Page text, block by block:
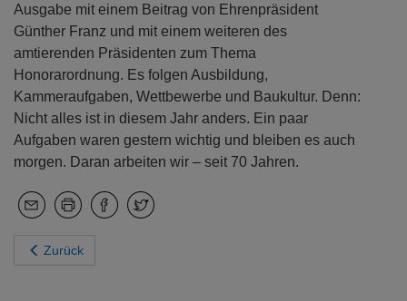
Ausgabe mit einem Beitrag von Ehrenpräsident
Günther Franz und mit einem weiteren des
amtierenden Präsidenten zum Thema
Honorarordnung. Es folgen Ausbildung,
Kammeraufgaben, Wettbewerbe und Baukultur. Denn:
Nicht alles ist in diesem Jahr anders. Ein paar
Aufgaben waren gestern wichtig und bleiben es auch
morgen. Daran arbeiten wir – seit 70 Jahren.
Zurück